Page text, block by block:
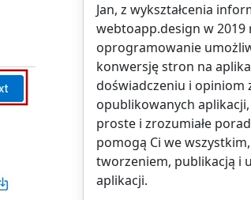
Jan, z wykształcenia
webtoapp.design w 2019
oprogramowanie
konwersję stron na
doświadczeniu i opiniom
opublikowanych
proste i zrozumiałe
pomogą Ci we
tworzeniem, publikacją i
aplikacji.